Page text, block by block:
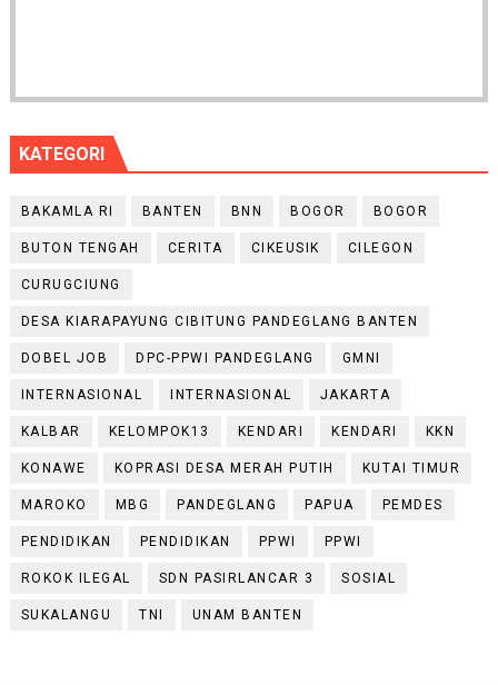
KATEGORI
BAKAMLA RI BANTEN BNN BOGOR BOGOR
BUTON TENGAH CERITA CIKEUSIK CILEGON
CURUGCIUNG
DESA KIARAPAYUNG CIBITUNG PANDEGLANG BANTEN
DOBEL JOB DPC-PPWI PANDEGLANG GMNI
INTERNASIONAL INTERNASIONAL JAKARTA
KALBAR KELOMPOK13 KENDARI KENDARI KKN
KONAWE KOPRASI DESA MERAH PUTIH KUTAI TIMUR
MAROKO MBG PANDEGLANG PAPUA PEMDES
PENDIDIKAN PENDIDIKAN PPWI PPWI
ROKOK ILEGAL SDN PASIRLANCAR 3 SOSIAL
SUKALANGU TNI UNAM BANTEN